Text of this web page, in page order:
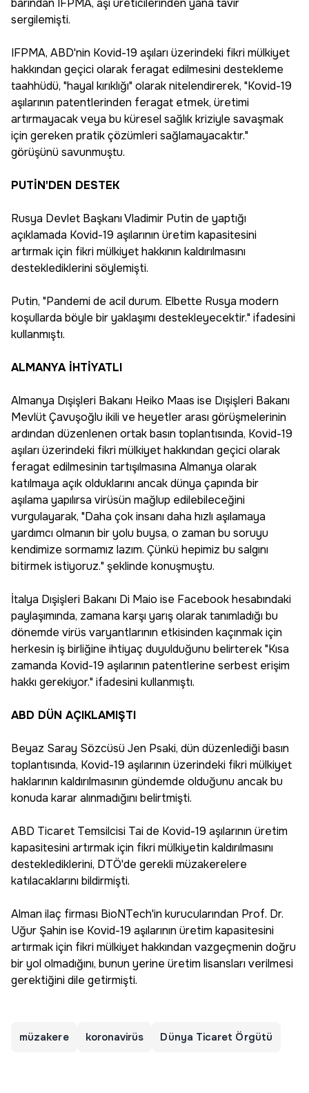
barından IFPMA, aşı üreticilerinden yana tavır
sergilemişti.
IFPMA, ABD'nin Kovid-19 aşıları üzerindeki fikri mülkiyet
hakkından geçici olarak feragat edilmesini destekleme
taahhüdü, "hayal kırıklığı" olarak nitelendirerek, "Kovid-19
aşılarının patentlerinden feragat etmek, üretimi
artırmayacak veya bu küresel sağlık kriziyle savaşmak
için gereken pratik çözümleri sağlamayacaktır."
görüşünü savunmuştu.
PUTİN'DEN DESTEK
Rusya Devlet Başkanı Vladimir Putin de yaptığı
açıklamada Kovid-19 aşılarının üretim kapasitesini
artırmak için fikri mülkiyet hakkının kaldırılmasını
desteklediklerini söylemişti.
Putin, "Pandemi de acil durum. Elbette Rusya modern
koşullarda böyle bir yaklaşımı destekleyecektir." ifadesini
kullanmıştı.
ALMANYA İHTİYATLI
Almanya Dışişleri Bakanı Heiko Maas ise Dışişleri Bakanı
Mevlüt Çavuşoğlu ikili ve heyetler arası görüşmelerinin
ardından düzenlenen ortak basın toplantısında, Kovid-19
aşıları üzerindeki fikri mülkiyet hakkından geçici olarak
feragat edilmesinin tartışılmasına Almanya olarak
katılmaya açık olduklarını ancak dünya çapında bir
aşılama yapılırsa virüsün mağlup edilebileceğini
vurgulayarak, "Daha çok insanı daha hızlı aşılamaya
yardımcı olmanın bir yolu buysa, o zaman bu soruyu
kendimize sormamız lazım. Çünkü hepimiz bu salgını
bitirmek istiyoruz." şeklinde konuşmuştu.
İtalya Dışişleri Bakanı Di Maio ise Facebook hesabındaki
paylaşımında, zamana karşı yarış olarak tanımladığı bu
dönemde virüs varyantlarının etkisinden kaçınmak için
herkesin iş birliğine ihtiyaç duyulduğunu belirterek "Kısa
zamanda Kovid-19 aşılarının patentlerine serbest erişim
hakkı gerekiyor." ifadesini kullanmıştı.
ABD DÜN AÇIKLAMIŞTI
Beyaz Saray Sözcüsü Jen Psaki, dün düzenlediği basın
toplantısında, Kovid-19 aşılarının üzerindeki fikri mülkiyet
haklarının kaldırılmasının gündemde olduğunu ancak bu
konuda karar alınmadığını belirtmişti.
ABD Ticaret Temsilcisi Tai de Kovid-19 aşılarının üretim
kapasitesini artırmak için fikri mülkiyetin kaldırılmasını
desteklediklerini, DTÖ'de gerekli müzakerelere
katılacaklarını bildirmişti.
Alman ilaç firması BioNTech'in kurucularından Prof. Dr.
Uğur Şahin ise Kovid-19 aşılarının üretim kapasitesini
artırmak için fikri mülkiyet hakkından vazgeçmenin doğru
bir yol olmadığını, bunun yerine üretim lisansları verilmesi
gerektiğini dile getirmişti.
müzakere koronavirüs Dünya Ticaret Örgütü